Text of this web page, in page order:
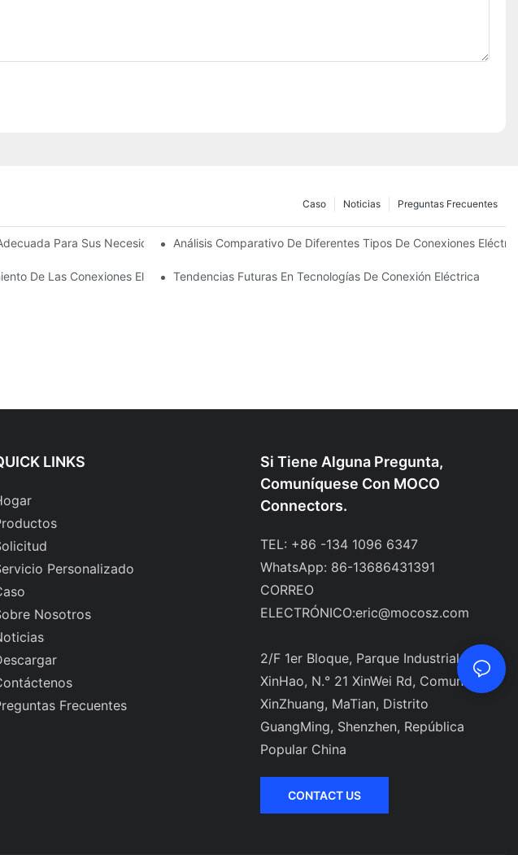
Preguntas Frecuentes
Noticias
Caso
Para Sus NecesidadesAnálisis Comparativo De Diferentes Tipos De Conexiones
De Las Conexiones EléctricasTendencias Futuras En Tecnologías De Conexión Eléctrica
LINKS
Personalizado
Nosotros
Frecuentes
Si Tiene Alguna Pregunta,
Comuníquese Con MOCO
Connectors.
TEL: +86 -134 1096 6347
WhatsApp: 86-13686431391
CORREO
ELECTRÓNICO:eric@mocosz.com
2/F 1er Bloque, Parque Industrial
XinHao, N.° 21 XinWei Rd, Comunidad
XinZhuang, MaTian, ​​Distrito
GuangMing, Shenzhen, República
Popular China
CONTACT US